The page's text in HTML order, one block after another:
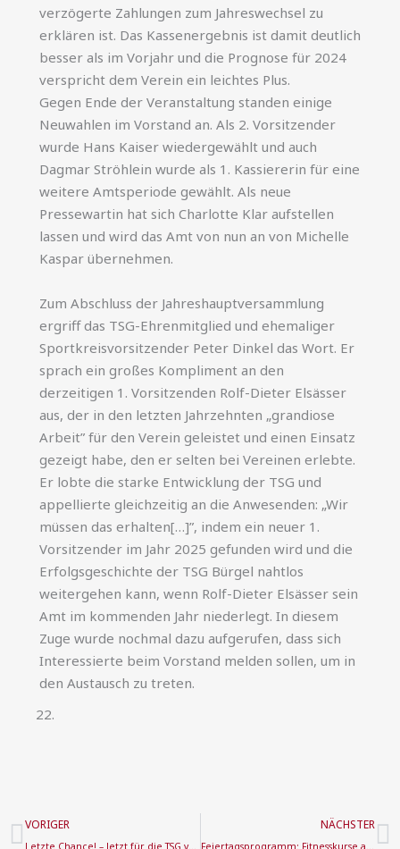
verzögerte Zahlungen zum Jahreswechsel zu
erklären ist. Das Kassenergebnis ist damit deutlich
besser als im Vorjahr und die Prognose für 2024
verspricht dem Verein ein leichtes Plus.
Gegen Ende der Veranstaltung standen einige
Neuwahlen im Vorstand an. Als 2. Vorsitzender
wurde Hans Kaiser wiedergewählt und auch
Dagmar Ströhlein wurde als 1. Kassiererin für eine
weitere Amtsperiode gewählt. Als neue
Pressewartin hat sich Charlotte Klar aufstellen
lassen und wird das Amt von nun an von Michelle
Kaspar übernehmen.
Zum Abschluss der Jahreshauptversammlung
ergriff das TSG-Ehrenmitglied und ehemaliger
Sportkreisvorsitzender Peter Dinkel das Wort. Er
sprach ein großes Kompliment an den
derzeitigen 1. Vorsitzenden Rolf-Dieter Elsässer
aus, der in den letzten Jahrzehnten „grandiose
Arbeit” für den Verein geleistet und einen Einsatz
gezeigt habe, den er selten bei Vereinen erlebte.
Er lobte die starke Entwicklung der TSG und
appellierte gleichzeitig an die Anwesenden: „Wir
müssen das erhalten[…]”, indem ein neuer 1.
Vorsitzender im Jahr 2025 gefunden wird und die
Erfolgsgeschichte der TSG Bürgel nahtlos
weitergehen kann, wenn Rolf-Dieter Elsässer sein
Amt im kommenden Jahr niederlegt. In diesem
Zuge wurde nochmal dazu aufgerufen, dass sich
Interessierte beim Vorstand melden sollen, um in
den Austausch zu treten.
Zurück
VORIGER
Letzte Chance! – Jetzt für die TSG voten bei „Offenbachs Beste“
NÄCHSTER